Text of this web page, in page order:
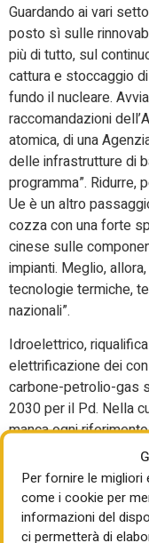
Per fornire le migliori
come i cookie per
informazioni del
ci permetterà di
Guardando ai vari
posto sì sulle
più di tutto, sul
cattura e stoccaggio
fundo il nucleare.
raccomandazioni
atomica, di una
delle infrastrutture di
programma”. Ridurre,
Ue è un altro
cozza con una forte
cinese sulle
impianti. Meglio,
tecnologie termiche,
nazionali”.
Idroelettrico,
elettrificazione dei
carbone-petrolio-gas
2030 per il Pd. Nella
manca ogni
“abbandonare i piani
gas, considerati non
decarbonizzazione, e
nell’aggiornamento
l’energia e il clima si